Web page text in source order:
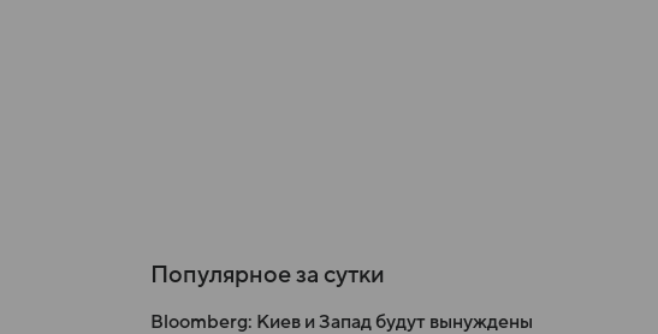
Популярное за сутки
Bloomberg: Киев и Запад будут вынуждены